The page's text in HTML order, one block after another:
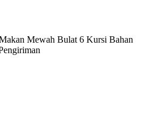
Mewah Bulat 6 Kursi Bahan